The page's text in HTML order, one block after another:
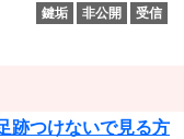
鍵垢
非公開 受信
跡つけないで見る方